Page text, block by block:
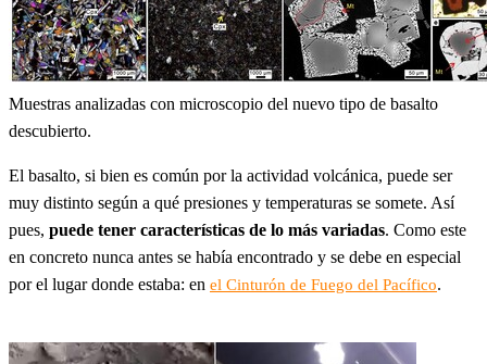
Muestras analizadas con microscopio del nuevo tipo de basalto
descubierto.
El basalto, si bien es común por la actividad volcánica, puede ser
muy distinto según a qué presiones y temperaturas se somete. Así
pues, puede tener características de lo más variadas. Como este
en concreto nunca antes se había encontrado y se debe en especial
por el lugar donde estaba: en el Cinturón de Fuego del Pacífico.